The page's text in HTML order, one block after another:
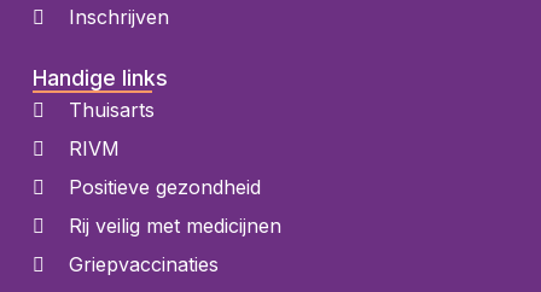
Inschrijven
Handige links
Thuisarts
RIVM
Positieve gezondheid
Rij veilig met medicijnen
Griepvaccinaties